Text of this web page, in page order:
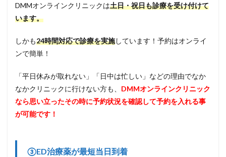
DMMオンラインクリニックは土日・祝日も診療を受け付けて
います。
しかも24時間対応で診療を実施しています！予約はオンライ
ンで簡単！
「平日休みが取れない」「日中は忙しい」などの理由でなか
なかクリニックに行けない方も、 DMMオンラインクリニック
なら思い立ったその時に予約状況を確認して予約を入れる事
が可能です！
③ED治療薬が最短当日到着